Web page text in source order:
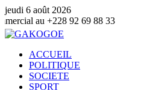
jeudi 6 août 2026
69 88 33
ACCUEIL
POLITIQUE
SOCIETE
SPORT